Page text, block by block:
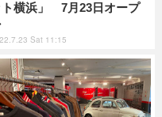
ト横浜」 7月23日オープ
Sat 11:15